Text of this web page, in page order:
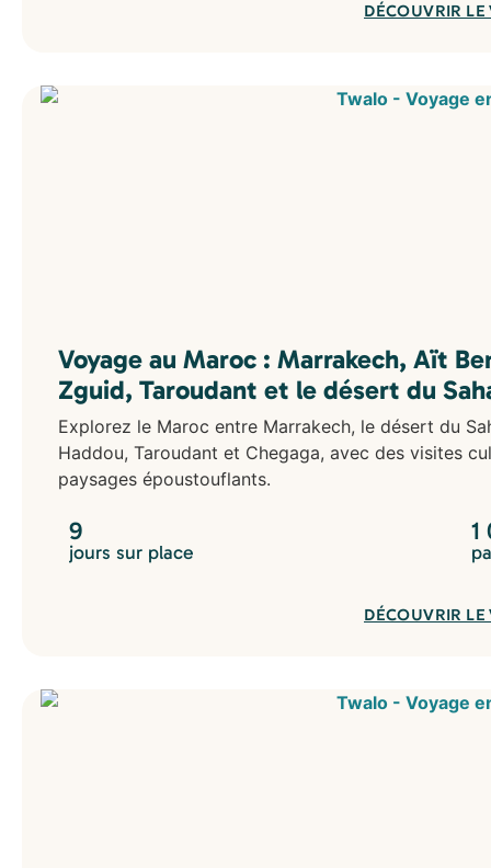
DÉCOUVRIR LE
Voyage au Maroc : Marrakech, Aït
Zguid, Taroudant et le désert du
Explorez le Maroc entre Marrakech, le désert du
Haddou, Taroudant et Chegaga, avec des visites
paysages époustouflants.
9
jours sur place
1
DÉCOUVRIR LE